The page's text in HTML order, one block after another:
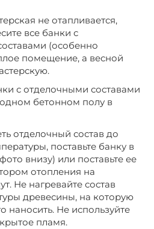
не отапливается,
все банки с
(особенно
помещение, а весной
с отделочными составами
бетонном полу в
отделочный состав до
поставьте банку в
внизу) или поставьте ее
отопления на
Не нагревайте состав
древесины, на которую
наносить. Не используйте
пламя.